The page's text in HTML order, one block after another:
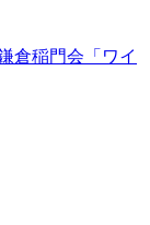
倉稲門会「ワイ